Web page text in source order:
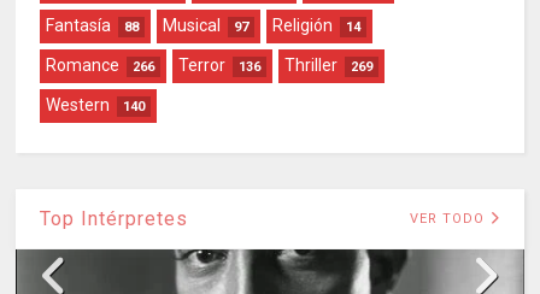
Fantasía 88 Musical 97 Religión 14
Romance 266 Terror 136 Thriller 269
Western 140
Top Intérpretes VER TODO